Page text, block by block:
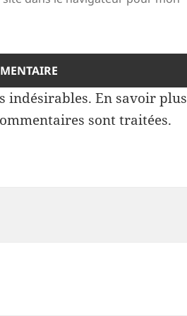
indésirables.En savoir plus
sont traitées.